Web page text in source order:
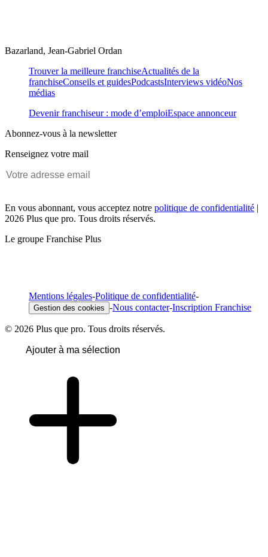
Bazarland, Jean-Gabriel Ordan
Trouver la meilleure franchiseActualités de la
franchiseConseils et guidesPodcastsInterviews vidéoNos
médias
Devenir franchiseur : mode d’emploiEspace annonceur
Abonnez-vous à la newsletter
Renseignez votre mail
En vous abonnant, vous acceptez notre politique de confidentialité |
2026 Plus que pro. Tous droits réservés.
Le groupe Franchise Plus
Mentions légales-Politique de confidentialité-
Gestion des cookies -Nous contacter-Inscription Franchise
© 2026 Plus que pro. Tous droits réservés.
Ajouter à ma sélection